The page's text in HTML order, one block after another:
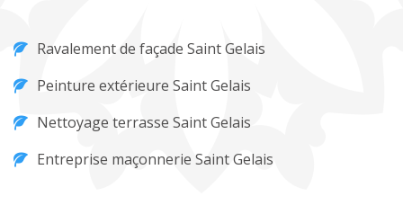
Ravalement de façade Saint Gelais
Peinture extérieure Saint Gelais
Nettoyage terrasse Saint Gelais
Entreprise maçonnerie Saint Gelais